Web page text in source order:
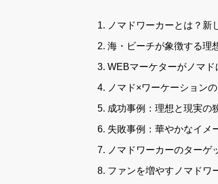
ノマドワーカーとは？新
海・ビーチが象徴する理
WEBマーケターがノマド
ノマド×ワーケーション
成功事例：理想と現実の
失敗事例：華やかなイメ
ノマドワーカーのターゲ
ファンを増やすノマドワ